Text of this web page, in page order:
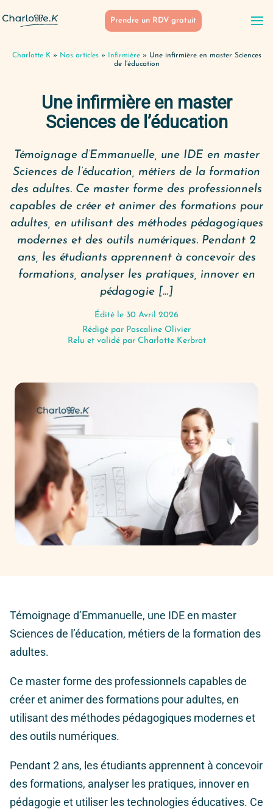
Prendre un RDV gratuit
Charlotte K» Nos articles» Infirmière» Une infirmière en master Sciences
de l’éducation
Une infirmière en master
Sciences de l’éducation
Témoignage d’Emmanuelle, une IDE en master
Sciences de l’éducation, métiers de la formation
des adultes. Ce master forme des professionnels
capables de créer et animer des formations pour
adultes, en utilisant des méthodes pédagogiques
modernes et des outils numériques. Pendant 2
ans, les étudiants apprennent à concevoir des
formations, analyser les pratiques, innover en
pédagogie […]
Édité le 30 Avril 2026
Rédigé par Pascaline Olivier
Relu et validé par Charlotte Kerbrat
Témoignage d’Emmanuelle, une IDE en master
Sciences de l’éducation, métiers de la formation des
adultes.
Ce master forme des professionnels capables de
créer et animer des formations pour adultes, en
utilisant des méthodes pédagogiques modernes et
des outils numériques.
Pendant 2 ans, les étudiants apprennent à concevoir
des formations, analyser les pratiques, innover en
pédagogie et utiliser les technologies éducatives. Ce